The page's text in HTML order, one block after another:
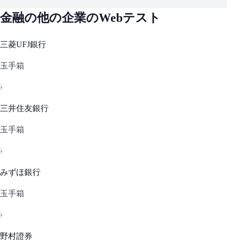
金融の他の企業のWebテスト
三菱UFJ銀行
玉手箱
›
三井住友銀行
玉手箱
›
みずほ銀行
玉手箱
›
野村證券